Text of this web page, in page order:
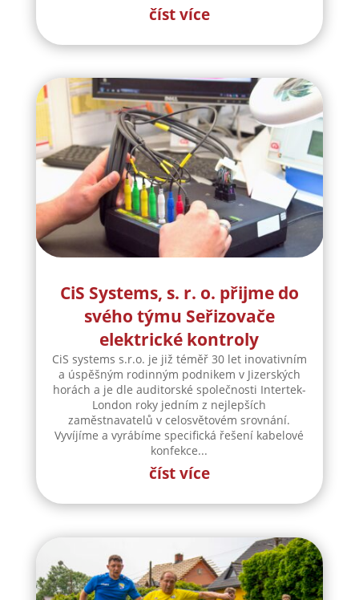
číst více
CiS Systems, s. r. o. přijme do
svého týmu Seřizovače
elektrické kontroly
CiS systems s.r.o. je již téměř 30 let inovativním
a úspěšným rodinným podnikem v Jizerských
horách a je dle auditorské společnosti Intertek-
London roky jedním z nejlepších
zaměstnavatelů v celosvětovém srovnání.
Vyvíjíme a vyrábíme specifická řešení kabelové
konfekce...
číst více